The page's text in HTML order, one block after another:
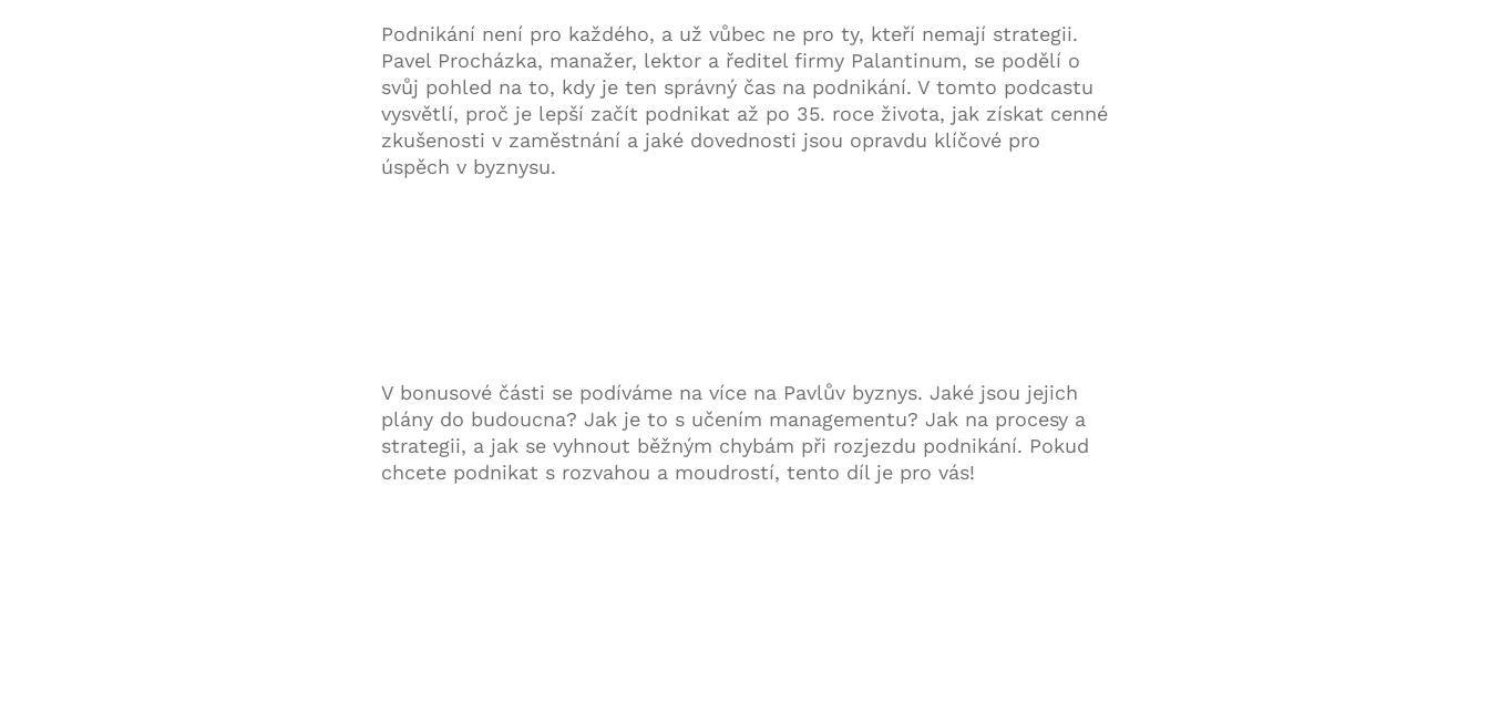
Podnikání není pro každého, a už vůbec ne pro ty, kteří nemají strategii.
Pavel Procházka, manažer, lektor a ředitel firmy Palantinum, se podělí o
svůj pohled na to, kdy je ten správný čas na podnikání. V tomto podcastu
vysvětlí, proč je lepší začít podnikat až po 35. roce života, jak získat cenné
zkušenosti v zaměstnání a jaké dovednosti jsou opravdu klíčové pro
úspěch v byznysu.
V bonusové části se podíváme na více na Pavlův byznys. Jaké jsou jejich
plány do budoucna? Jak je to s učením managementu? Jak na procesy a
strategii, a jak se vyhnout běžným chybám při rozjezdu podnikání. Pokud
chcete podnikat s rozvahou a moudrostí, tento díl je pro vás!